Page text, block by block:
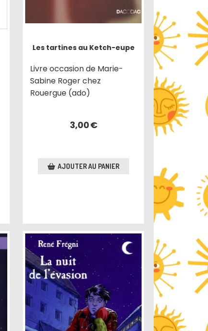
Les tartines au Ketch-eupe
Livre occasion de Marie-
Sabine Roger chez
Rouergue (ado)
3,00€
AJOUTER AU PANIER